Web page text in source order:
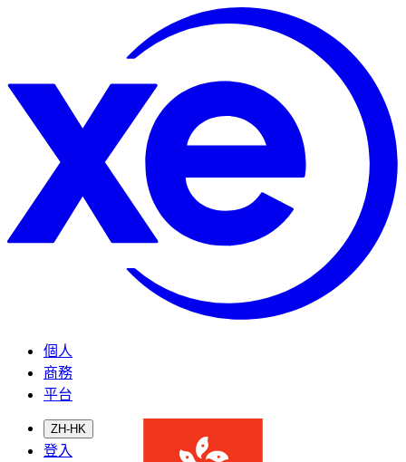
個人
商務
平台
ZH-HK
登入